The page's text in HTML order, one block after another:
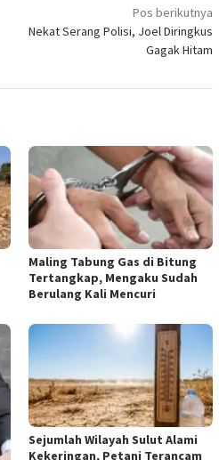
Pos berikutnya
Nekat Serang Polisi, Joel Diringkus
Gagak Hitam
Maling Tabung Gas di Bitung
Tertangkap, Mengaku Sudah
Berulang Kali Mencuri
Sejumlah Wilayah Sulut Alami
Kekeringan, Petani Terancam